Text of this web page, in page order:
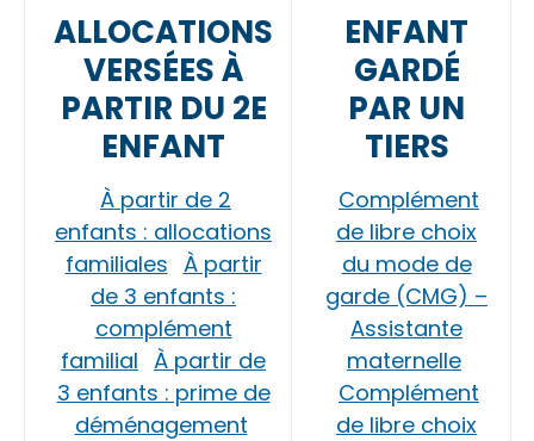
ALLOCATIONS
VERSÉES À
PARTIR DU 2E
ENFANT
À partir de 2
enfants : allocations
familiales À partir
de 3 enfants :
complément
familial À partir de
3 enfants : prime de
déménagement
ENFANT
GARDÉ
PAR UN
TIERS
Complément
de libre choix
du mode de
garde (CMG) –
Assistante
maternelle
Complément
de libre choix